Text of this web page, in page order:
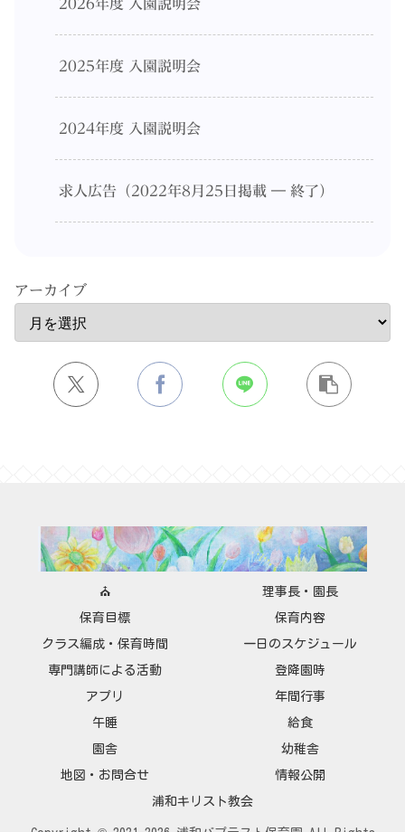
2026年度 入園説明会
2025年度 入園説明会
2024年度 入園説明会
求人広告（2022年8月25日掲載 ― 終了）
アーカイブ
⛪ 理事長・園長
保育目標 保育内容
クラス編成・保育時間 一日のスケジュール
専門講師による活動 登降園時
アプリ 年間行事
午睡 給食
園舎 幼稚舎
地図・お問合せ 情報公開
浦和キリスト教会